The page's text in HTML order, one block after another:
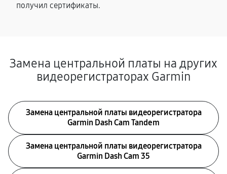
получил сертификаты.
Замена центральной платы на других
видеорегистраторах Garmin
Замена центральной платы видеорегистратора
Garmin Dash Cam Tandem
Замена центральной платы видеорегистратора
Garmin Dash Cam 35